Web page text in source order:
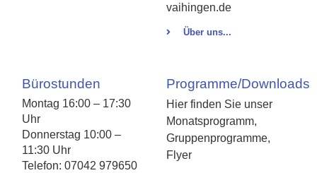
vaihingen.de
Über uns...
Bürostunden
Montag 16:00 – 17:30
Uhr
Donnerstag 10:00 –
11:30 Uhr
Telefon: 07042 979650
Programme/Downloads
Hier finden Sie unser
Monatsprogramm,
Gruppenprogramme,
Flyer